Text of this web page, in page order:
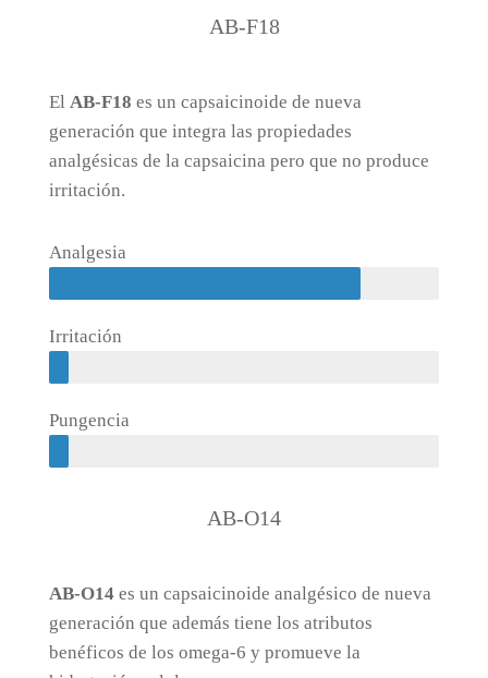
AB-F18
El AB-F18 es un capsaicinoide de nueva
generación que integra las propiedades
analgésicas de la capsaicina pero que no produce
irritación.
Analgesia
Irritación
Pungencia
AB-O14
AB-O14 es un capsaicinoide analgésico de nueva
generación que además tiene los atributos
benéficos de los omega-6 y promueve la